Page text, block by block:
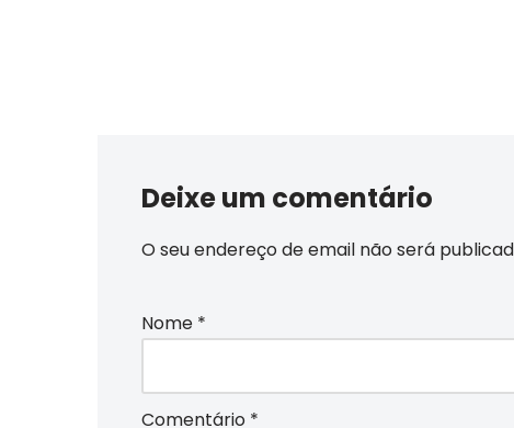
Deixe um comentário
O seu endereço de email não será
Nome *
Comentário *